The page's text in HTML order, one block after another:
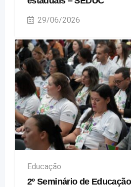
29/06/2026
Educação
2º Seminário de